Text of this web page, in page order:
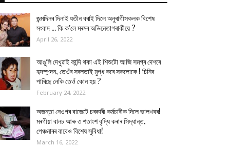
জন্মদিনৰ দিনাই যতীন বৰাই দিলে অনুৰাগীসকলক বিশেষ
সংবাদ ... কি ক'লে মৰমৰ অভিনেতাগৰাকীয়ে ?
April 26, 2022
আঙুলি দেখুৱাই কান্দি থকা এই শিশুটো আজি সমগ্ৰ দেশৰে
হৃদস্পন্দন, তেওঁৰ সৰলতাই মুগ্ধ কৰে সকলোকে ! চিনিব
পাৰিছে নেকি তেওঁ কোন হয় ?
February 24, 2022
অজন্তা নেওগৰ বাজেটে চৰকাৰী কৰ্মচাৰীক দিলে ভালখবৰ!
মৰগীয়া বানচ আৰু ৩ শতাংশ বৃদ্ধি কৰাৰ সিদ্ধান্ত,
পেঞ্চনাৰৰ বাবেও বিশেষ সুবিধা!
March 16, 2022